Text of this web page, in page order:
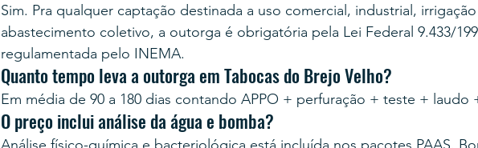
Sim. Pra qualquer captação destinada a uso comercial, industrial,
abastecimento coletivo, a outorga é obrigatória pela Lei Federal 9.433/
regulamentada pelo INEMA.
Quanto tempo leva a outorga em Tabocas do Brejo Velho?
Em média de 90 a 180 dias contando APPO + perfuração + teste + laudo
O preço inclui análise da água e bomba?